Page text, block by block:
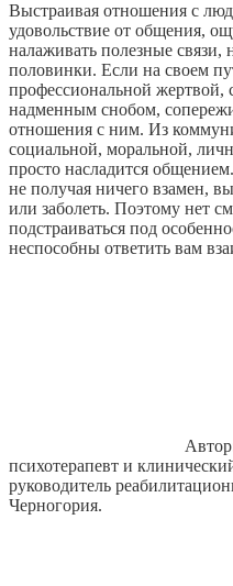
Выстраивая отношения с
удовольствие от общения,
налаживать полезные связи,
половинки. Если на своем
профессиональной
надменным снобом,
отношения с ним. Из
социальной, моральной,
просто насладится
не получая ничего взамен,
или заболеть. Поэтому нет
подстраиваться под
неспособны ответить вам
психотерапевт и
руководитель
Черногория.